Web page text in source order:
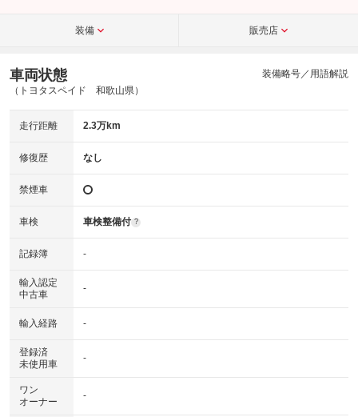
装備 販売店
車両状態
（トヨタスペイド 和歌山県）
装備略号／用語解説
走行距離 2.3万km
修復歴 なし
禁煙車
車検 車検整備付 ?
記録簿 -
輸入認定
中古車
-
輸入経路 -
登録済
未使用車
-
ワン
オーナー
-